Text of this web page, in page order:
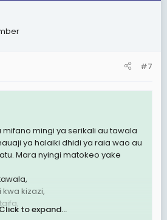
#7
mifano mingi ya serikali au tawala
ya halaiki dhidi ya raia wao au
Mara nyingi matokeo yake
kwa kizazi,
to expand...